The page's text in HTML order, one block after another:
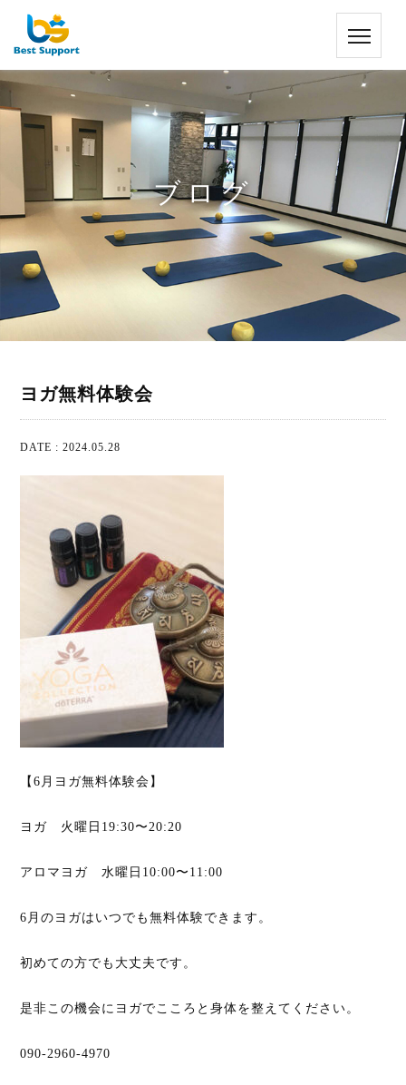
ブログ
ヨガ無料体験会
DATE : 2024.05.28
【6月ヨガ無料体験会】
ヨガ 火曜日19:30〜20:20
アロマヨガ 水曜日10:00〜11:00
6月のヨガはいつでも無料体験できます。
初めての方でも大丈夫です。
是非この機会にヨガでこころと身体を整えてください。
090-2960-4970